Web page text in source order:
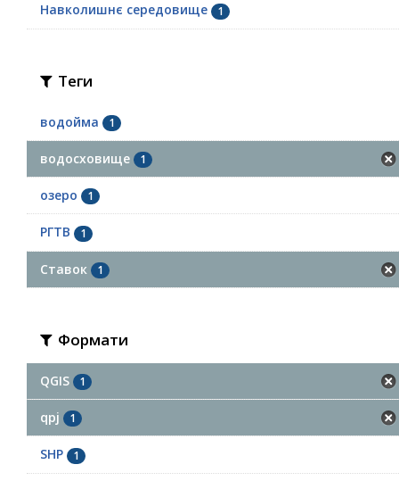
Навколишнє середовище 1
Теги
водойма 1
водосховище 1
озеро 1
РГТВ 1
Ставок 1
Формати
QGIS 1
qpj 1
SHP 1